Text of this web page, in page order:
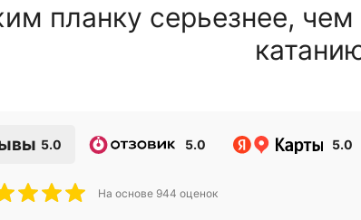
планку серьезнее,
5.0 5.0 5.0
На основе 944 оценок